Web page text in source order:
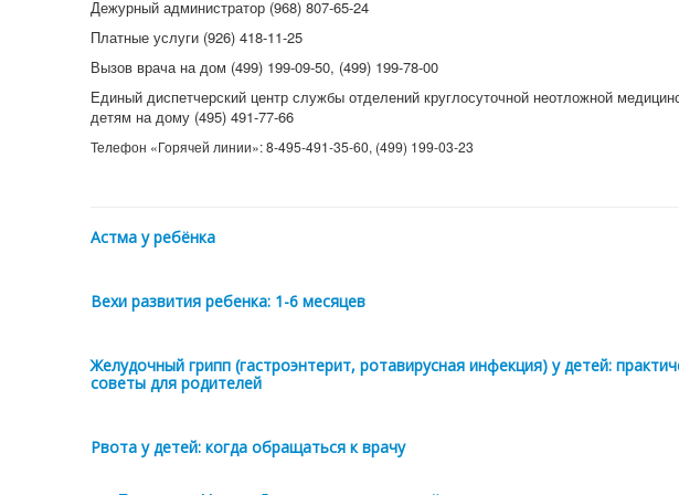
Дежурный администратор (968) 807-65-24
Платные услуги (926) 418-11-25
Вызов врача на дом (499) 199-09-50, (499) 199-78-00
Единый диспетчерский центр службы отделений круглосуточной неотложной
детям на дому (495) 491-77-66
Телефон «Горячей линии»: 8-495-491-35-60, (499) 199-03-23
Астма у ребёнка
Вехи развития ребенка: 1-6 месяцев
Желудочный грипп (гастроэнтерит, ротавирусная инфекция) у детей:
советы для родителей
Рвота у детей: когда обращаться к врачу